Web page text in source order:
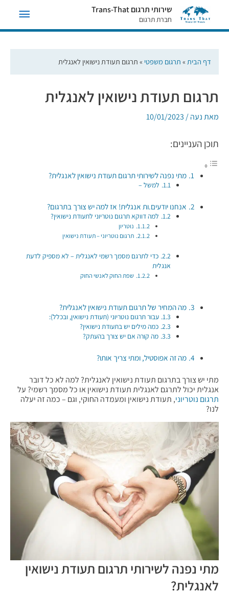
שירותי תרגום Trans-That
חברת תרגום
ראשי
דף הבית » תרגום משפטי » תרגום תעודת נישואין לאנגלית
תרגום תעודת נישואין לאנגלית
מאתנעה/
10/01/2023
תוכן העניינים:
מתי נפנה לשירותי תרגום תעודת נישואין לאנגלית?
למשל –
אנחנו יודעים.ות אנגלית! אז למה יש צורך בתרגום?
למה דווקא תרגום נוטריוני לתעודת נישואין?
נוטריון
תרגום נוטריוני – תעודת נישואין
כדי לתרגם מסמך רשמי לאנגלית – לא מספיק לדעת
אנגלית
שפת החוק לאנשי החוק
מה המחיר של תרגום תעודת נישואין לאנגלית?
עבור תרגום נוטריוני (תעודת נישואין, ובכלל):
כמה מילים יש בתעודת נישואין?
מה קורה אם יש צורך בהעתק?
מה זה אפוסטיל, ומתי צריך אותו?
מתי יש צורך בתרגום תעודת נישואין לאנגלית? למה לא כל דובר
אנגלית יכול לתרגם לאנגלית תעודת נישואין או כל מסמך רשמי? על
תרגום נוטריוני, תעודת נישואין ומעמדה החוקי, וגם – כמה זה יעלה
לנו?
מתי נפנה לשירותי תרגום תעודת נישואין
לאנגלית?